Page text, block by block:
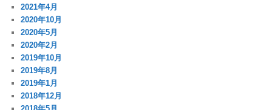
2021年4月
2020年10月
2020年5月
2020年2月
2019年10月
2019年8月
2019年1月
2018年12月